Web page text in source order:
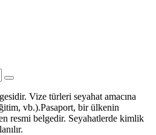
Vize türleri seyahat amacına
vb.).Pasaport, bir ülkenin
resmi belgedir. Seyahatlerde kimlik